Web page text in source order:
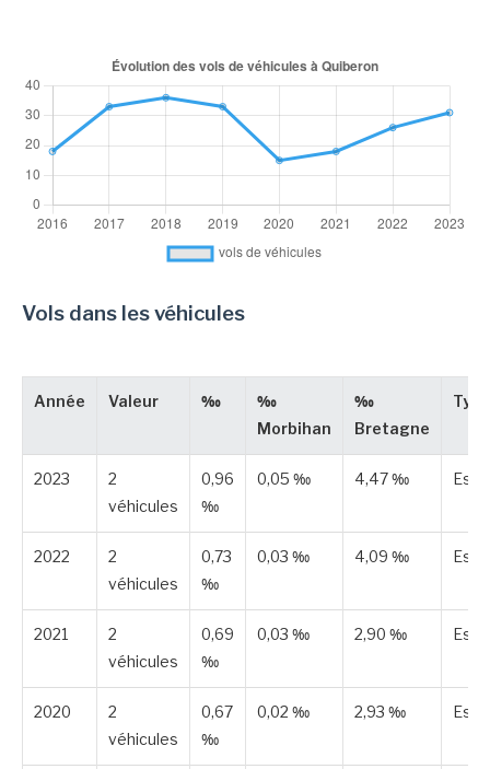
Vols dans les véhicules
Année Valeur ‰
‰
Morbihan
‰
Bretagne
Type
2023
2
véhicules
0,96
‰
0,05 ‰ 4,47 ‰
2022
2
véhicules
0,73
‰
0,03 ‰ 4,09 ‰
2021
2
véhicules
0,69
‰
0,03 ‰ 2,90 ‰
2020
2
véhicules
0,67
‰
0,02 ‰ 2,93 ‰